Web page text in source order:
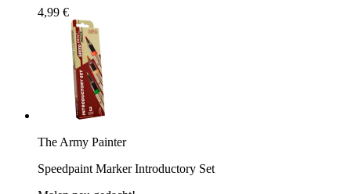
4,99 €
The Army Painter
Speedpaint Marker Introductory Set